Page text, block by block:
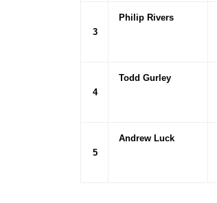
3
Philip Rivers
4
Todd Gurley
5
Andrew Luck